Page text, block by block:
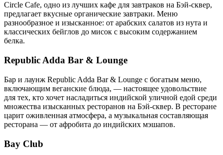
Circle Cafe, одно из лучших кафе для завтраков на Бэй-сквер,
предлагает вкусные органические завтраки. Меню
разнообразное и изысканное: от арабских салатов из нута и
классических бейглов до мисок с высоким содержанием
белка.
Republic Adda Bar & Lounge
Бар и лаунж Republic Adda Bar & Lounge с богатым меню,
включающим веганские блюда, — настоящее удовольствие
для тех, кто хочет насладиться индийской уличной едой среди
множества изысканных ресторанов на Бэй-сквер. В ресторане
царит оживленная атмосфера, а музыкальная составляющая
ресторана — от афробита до индийских мэшапов.
Bay Club